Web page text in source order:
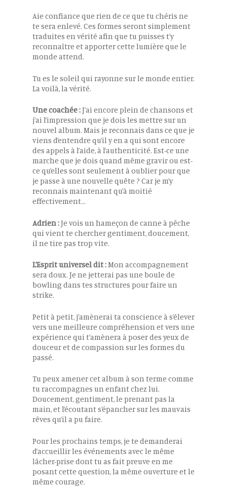
Aie confiance que rien de ce que tu chéris ne
te sera enlevé. Ces formes seront simplement
traduites en vérité afin que tu puisses t’y
reconnaître et apporter cette lumière que le
monde attend.
Tu es le soleil qui rayonne sur le monde entier.
La voilà, la vérité.
Une coachée :J’ai encore plein de chansons et
j’ai l’impression que je dois les mettre sur un
nouvel album. Mais je reconnais dans ce que je
viens d’entendre qu’il y en a qui sont encore
des appels à l’aide, à l’authenticité. Est-ce une
marche que je dois quand même gravir ou est-
ce qu’elles sont seulement à oublier pour que
je passe à une nouvelle quête ? Car je m’y
reconnais maintenant qu’à moitié
effectivement…
Adrien :Je vois un hameçon de canne à pêche
qui vient te chercher gentiment, doucement,
il ne tire pas trop vite.
L’Esprit universel dit :Mon accompagnement
sera doux. Je ne jetterai pas une boule de
bowling dans tes structures pour faire un
strike.
Petit à petit, j’amènerai ta conscience à s’élever
vers une meilleure compréhension et vers une
expérience qui t’amènera à poser des yeux de
douceur et de compassion sur les formes du
passé.
Tu peux amener cet album à son terme comme
tu raccompagnes un enfant chez lui.
Doucement, gentiment, le prenant pas la
main, et l’écoutant s’épancher sur les mauvais
rêves qu’il a pu faire.
Pour les prochains temps, je te demanderai
d’accueillir les événements avec le même
lâcher-prise dont tu as fait preuve en me
posant cette question, la même ouverture et le
même courage.